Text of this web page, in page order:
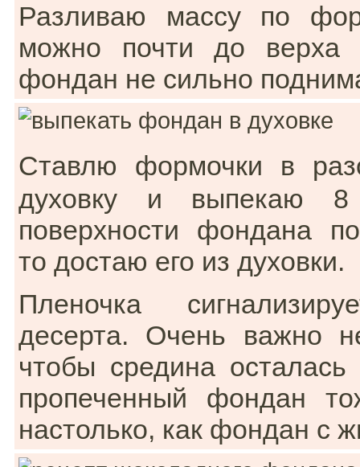
Разливаю массу по
можно почти до верха
фондан не сильно
Ставлю формочки в
духовку и выпекаю
поверхности фондана
то достаю его из духовки.
Пленочка
десерта. Очень важно
чтобы средина
пропеченный фондан
настолько, как фондан с